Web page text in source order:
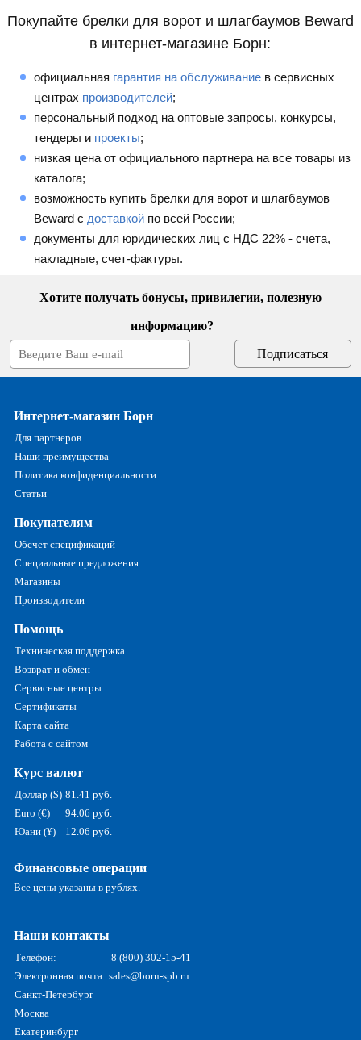
Покупайте брелки для ворот и шлагбаумов Beward
в интернет-магазине Борн:
официальная гарантия на обслуживание в сервисных
центрах производителей;
персональный подход на оптовые запросы, конкурсы,
тендеры и проекты;
низкая цена от официального партнера на все товары из
каталога;
возможность купить брелки для ворот и шлагбаумов
Beward с доставкой по всей России;
документы для юридических лиц с НДС 22% - счета,
накладные, счет-фактуры.
Хотите получать бонусы, привилегии, полезную
информацию?
Интернет-магазин Борн
Для партнеров
Наши преимущества
Политика конфиденциальности
Статьи
Покупателям
Обсчет спецификаций
Специальные предложения
Магазины
Производители
Помощь
Техническая поддержка
Возврат и обмен
Сервисные центры
Сертификаты
Карта сайта
Работа с сайтом
Курс валют
Доллар ($) 81.41 руб.
Euro (€)
94.06 руб.
Юани (¥)
12.06 руб.
Финансовые операции
Все цены указаны в рублях.
Наши контакты
Телефон:
8 (800) 302-15-41
Электронная почта: sales@born-spb.ru
Санкт-Петербург
Москва
Екатеринбург